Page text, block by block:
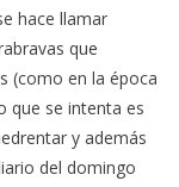
hace llamar
que
(como en la época
que se intenta es
y además
del domingo